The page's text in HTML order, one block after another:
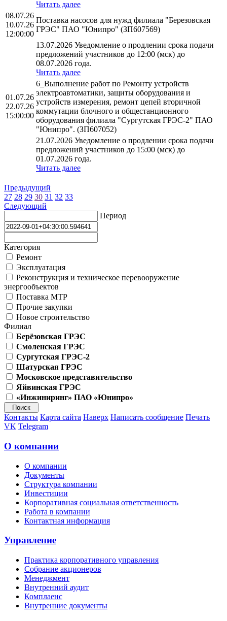
Читать далее
08.07.26
10.07.26
12:00:00
Поставка насосов для нужд филиала "Березовская
ГРЭС" ПАО "Юнипро" (ЗП607569)
13.07.2026 Уведомление о продлении срока подачи
предложений участников до 12:00 (мск) до
08.07.2026 года.
Читать далее
01.07.26
22.07.26
15:00:00
6_Выполнение работ по Ремонту устройств
электроавтоматики, защиты оборудования и
устройств измерения, ремонт цепей вторичной
коммутации блочного и общестанционного
оборудования филиала "Сургутская ГРЭС-2" ПАО
"Юнипро". (ЗП607052)
21.07.2026 Уведомление о продлении срока подачи
предложений участников до 15:00 (мск) до
01.07.2026 года.
Читать далее
Предыдущий
27 28 29 30 31 32 33
Следующий
Период
Категория
Ремонт
Эксплуатация
Реконструкция и техническое перевооружение
энергообъектов
Поставка МТР
Прочие закупки
Новое строительство
Филиал
Берёзовская ГРЭС
Смоленская ГРЭС
Сургутская ГРЭС-2
Шатурская ГРЭС
Московское представительство
Яйвинская ГРЭС
«Инжиниринг» ПАО «Юнипро»
Контакты Карта сайта Наверх Написать сообщение Печать
VK Telegram
О компании
О компании
Документы
Структура компании
Инвестиции
Корпоративная социальная ответственность
Работа в компании
Контактная информация
Управление
Практика корпоративного управления
Собрание акционеров
Менеджмент
Внутренний аудит
Комплаенс
Внутренние документы